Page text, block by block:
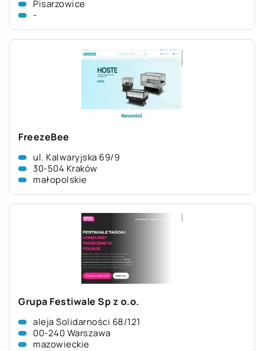
Pisarzowice
-
FreezeBee
ul. Kalwaryjska 69/9
30-504 Kraków
małopolskie
Grupa Festiwale Sp z o.o.
aleja Solidarności 68/121
00-240 Warszawa
mazowieckie